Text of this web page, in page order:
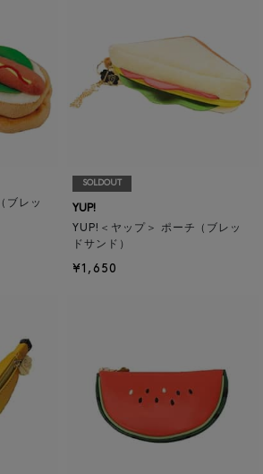
ブレッ
SOLDOUT
YUP!
YUP!＜ヤップ＞ ポーチ（ブレッ
ドサンド）
¥1,650